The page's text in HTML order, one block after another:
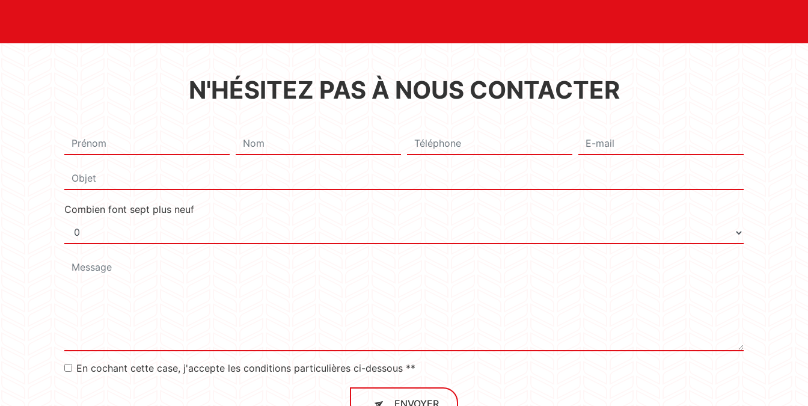
N'HÉSITEZ PAS À NOUS CONTACTER
Combien font sept plus neuf
En cochant cette case, j'accepte les conditions particulières ci-dessous **